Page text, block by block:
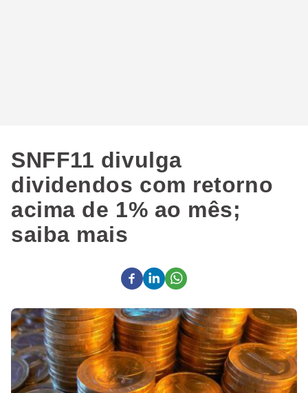
SNFF11 divulga
dividendos com retorno
acima de 1% ao mês;
saiba mais